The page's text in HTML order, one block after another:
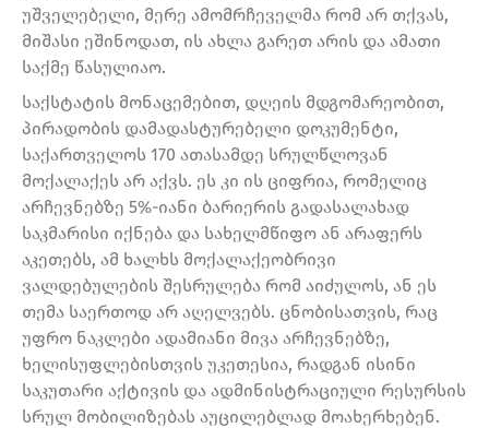
უშველებელი, მერე ამომრჩეველმა რომ არ თქვას,
მიშასი ეშინოდათ, ის ახლა გარეთ არის და ამათი
საქმე წასულიაო.
საქსტატის მონაცემებით, დღეის მდგომარეობით,
პირადობის დამადასტურებელი დოკუმენტი,
საქართველოს 170 ათასამდე სრულწლოვან
მოქალაქეს არ აქვს. ეს კი ის ციფრია, რომელიც
არჩევნებზე 5%-იანი ბარიერის გადასალახად
საკმარისი იქნება და სახელმწიფო ან არაფერს
აკეთებს, ამ ხალხს მოქალაქეობრივი
ვალდებულების შესრულება რომ აიძულოს, ან ეს
თემა საერთოდ არ აღელვებს. ცნობისათვის, რაც
უფრო ნაკლები ადამიანი მივა არჩევნებზე,
ხელისუფლებისთვის უკეთესია, რადგან ისინი
საკუთარი აქტივის და ადმინისტრაციული რესურსის
სრულ მობილიზებას აუცილებლად მოახერხებენ.